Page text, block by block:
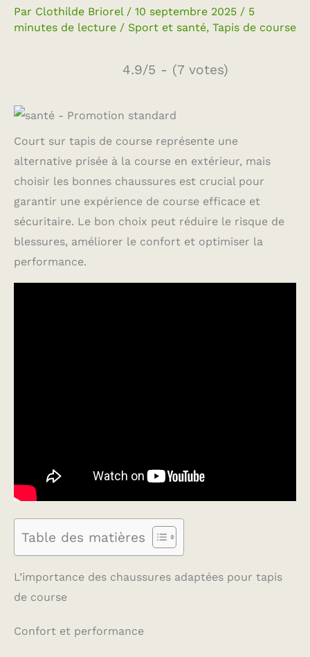
Par Clothilde Briorel / 10 septembre 2025 / 5
minutes de lecture / Sport et santé, Tapis de course
4.9/5 - (7 votes)
Court sur tapis de course représente une
alternative prisée à la course en extérieur, mais
choisir les bonnes chaussures est crucial pour
garantir une expérience de course efficace et
sécuritaire. Le bon choix peut réduire le risque de
blessures, améliorer le confort et optimiser la
performance.
Table des matières
L’importance des chaussures adaptées pour tapis
de course
Confort et performance